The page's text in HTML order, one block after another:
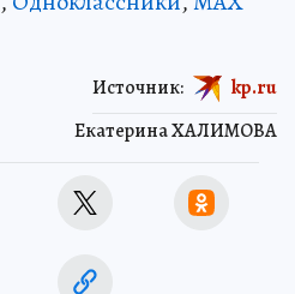
Екатерина ХАЛИМОВА
Источник: kp.ru